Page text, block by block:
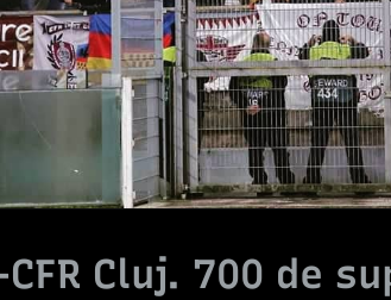
Cluj. 700 de